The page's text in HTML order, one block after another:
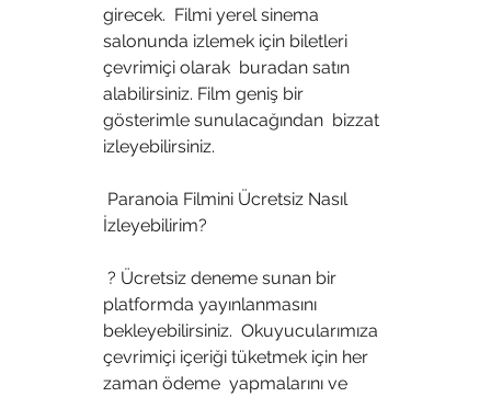
girecek.  Filmi yerel sinema
salonunda izlemek için biletleri
çevrimiçi olarak  buradan satın
alabilirsiniz. Film geniş bir
gösterimle sunulacağından  bizzat
izleyebilirsiniz.
İzleyebilirim?
platformda yayınlanmasını
bekleyebilirsiniz.  Okuyucularımıza
çevrimiçi içeriği tüketmek için her
zaman ödeme  yapmalarını ve